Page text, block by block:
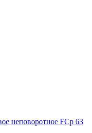
неповоротное FCp 63